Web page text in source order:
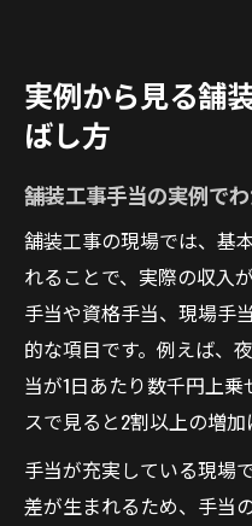
実例から見る舗
ばし方
舗装工事手当の実例で
舗装工事の現場では、基
れることで、実際の収入
手当や資格手当、現場手
的な項目です。例えば、
当が1日あたり数千円上
スで見ると2割以上の増加
手当が充実している現場
差が生まれるため、手当